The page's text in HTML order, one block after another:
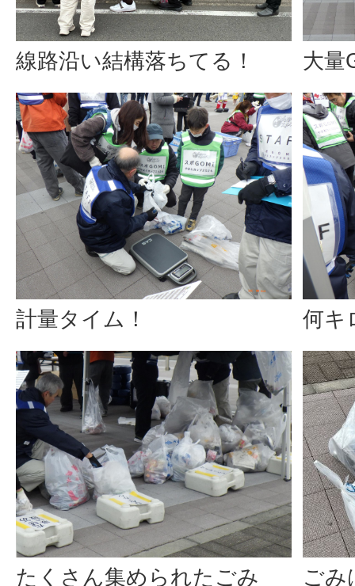
線路沿い結構落ちてる！ 大量
計量タイム！ 何キ
たくさん集められたごみ ごみ